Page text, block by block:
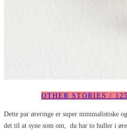
OTHER STORIES /
Dette par øreringe er super minimalistiske
det til at syne som om, du har to huller i